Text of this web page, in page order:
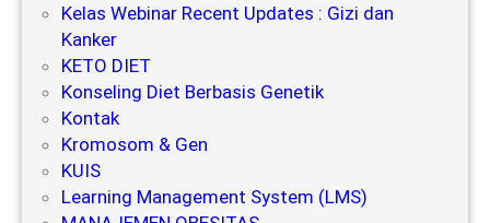
Kelas Webinar Recent Updates : Gizi dan
Kanker
KETO DIET
Konseling Diet Berbasis Genetik
Kontak
Kromosom & Gen
KUIS
Learning Management System (LMS)